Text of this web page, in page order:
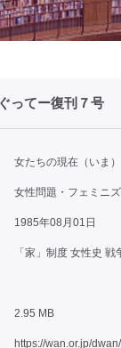
ってー復刊７号
女たちの現在（いま
女性問題・フェミニ
1985年08月01日
「家」制度 女性史
2.95 MB
https://wan.or.jp/